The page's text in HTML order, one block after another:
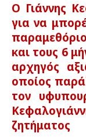
Ο Γιάννης
για να
και τους 6
αρχηγός
οποίος
τον
ζητήματος